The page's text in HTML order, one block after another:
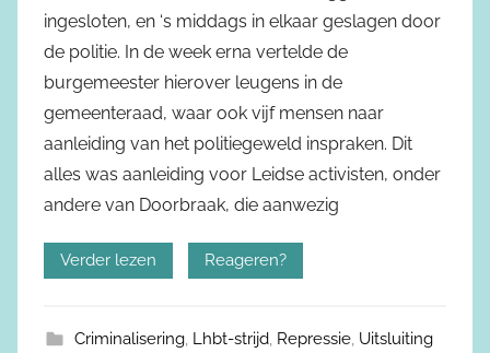
ingesloten, en ‘s middags in elkaar geslagen door
de politie. In de week erna vertelde de
burgemeester hierover leugens in de
gemeenteraad, waar ook vijf mensen naar
aanleiding van het politiegeweld inspraken. Dit
alles was aanleiding voor Leidse activisten, onder
andere van Doorbraak, die aanwezig
Verder lezen Reageren?
Criminalisering, Lhbt-strijd, Repressie, Uitsluiting